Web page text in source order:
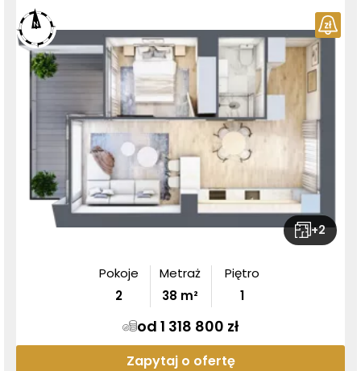
+2
Pokoje
2
Metraż
38 m²
Piętro
1
od 1 318 800 zł
Zapytaj o ofertę